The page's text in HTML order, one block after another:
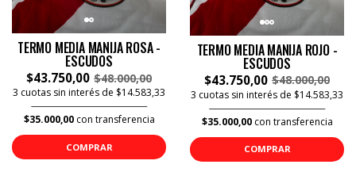
TERMO MEDIA MANIJA ROSA -
ESCUDOS
$43.750,00 $48.000,00
3 cuotas sin interés de $14.583,33
$35.000,00con transferencia
COMPRAR
TERMO MEDIA MANIJA ROJO -
ESCUDOS
$43.750,00 $48.000,00
3 cuotas sin interés de $14.583,33
$35.000,00con transferencia
COMPRAR